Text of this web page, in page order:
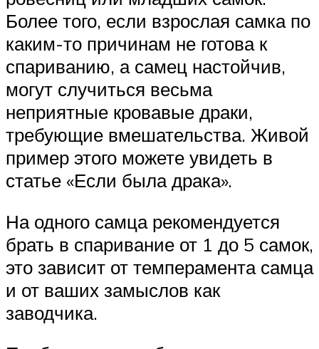
Более того, если взрослая самка по
каким-то причинам не готова к
спариванию, а самец настойчив,
могут случиться весьма
неприятные кровавые драки,
требующие вмешательства. Живой
пример этого можете увидеть в
статье «Если была драка».
На одного самца рекомендуется
брать в спаривание от 1 до 5 самок,
это зависит от темперамента самца
и от ваших замыслов как
заводчика.